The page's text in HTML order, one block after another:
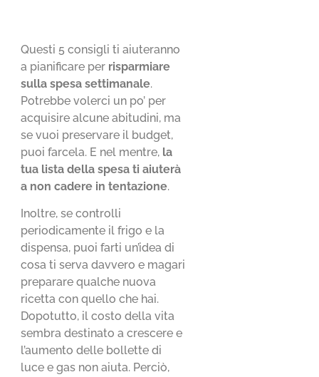
Questi 5 consigli ti aiuteranno
a pianificare per risparmiare
sulla spesa settimanale.
Potrebbe volerci un po’ per
acquisire alcune abitudini, ma
se vuoi preservare il budget,
puoi farcela. E nel mentre, la
tua lista della spesa ti aiuterà
a non cadere in tentazione.
Inoltre, se controlli
periodicamente il frigo e la
dispensa, puoi farti un’idea di
cosa ti serva davvero e magari
preparare qualche nuova
ricetta con quello che hai.
Dopotutto, il costo della vita
sembra destinato a crescere e
l’aumento delle bollette di
luce e gas non aiuta. Perciò,